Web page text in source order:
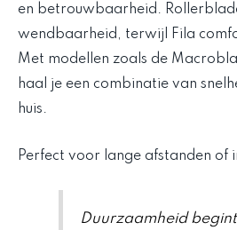
en betrouwbaarheid.
wendbaarheid, terwijl Fila
Met modellen zoals de
haal je een combinatie van
huis.
Perfect voor lange afstanden of
Duurzaamheid